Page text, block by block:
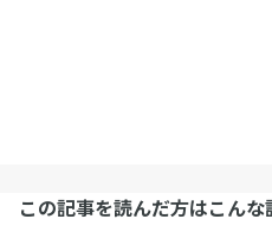
この記事を読んだ方はこん